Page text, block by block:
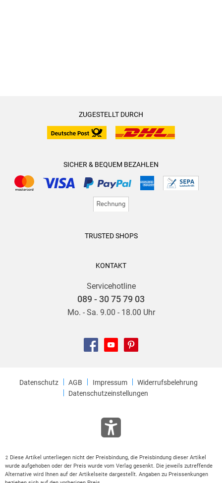
ZUGESTELLT DURCH
SICHER & BEQUEM BEZAHLEN
TRUSTED SHOPS
KONTAKT
Servicehotline
089 - 30 75 79 03
Mo. - Sa. 9.00 - 18.00 Uhr
Datenschutz AGB Impressum
Widerrufsbelehrung
Datenschutzeinstellungen
2
Diese Artikel unterliegen nicht der Preisbindung, die Preisbindung dieser Artikel
wurde aufgehoben oder der Preis wurde vom Verlag gesenkt. Die jeweils zutreffende
Alternative wird Ihnen auf der Artikelseite dargestellt. Angaben zu Preissenkungen